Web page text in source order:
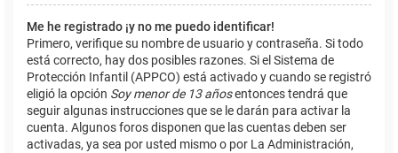
Me he registrado ¡y no me puedo identificar!
Primero, verifique su nombre de usuario y contraseña. Si todo
está correcto, hay dos posibles razones. Si el Sistema de
Protección Infantil (APPCO) está activado y cuando se registró
eligió la opción Soy menor de 13 añosentonces tendrá que
seguir algunas instrucciones que se le darán para activar la
cuenta. Algunos foros disponen que las cuentas deben ser
activadas, ya sea por usted mismo o por La Administración,